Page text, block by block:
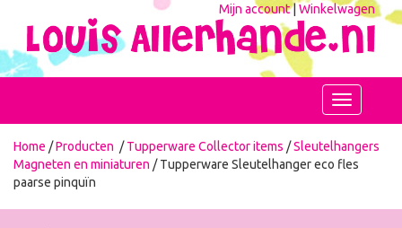
Mijn account|Winkelwagen
Toggle
navigation
Home /Producten /Tupperware Collector items /Sleutelhangers
Magneten en miniaturen / Tupperware Sleutelhanger eco fles
paarse pinquïn